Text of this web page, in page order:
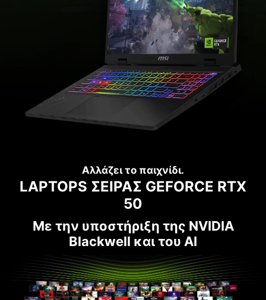
Αλλάζει το παιχνίδι.
LAPTOPS ΣΕΙΡΑΣ GEFORCE RTX
50
Με την υποστήριξη της NVIDIA
Blackwell και του AI